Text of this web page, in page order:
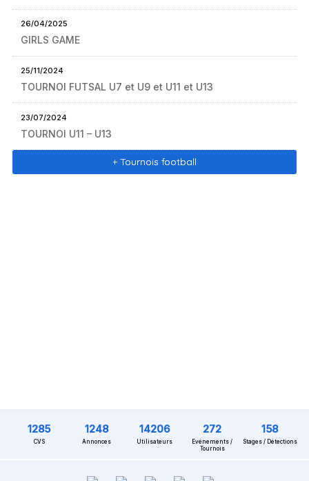
26/04/2025
GIRLS GAME
25/11/2024
TOURNOI FUTSAL U7 et U9 et U11 et U13
23/07/2024
TOURNOI U11 – U13
+ Tournois football
1285
CVS
1248
Annonces
14206
Utilisateurs
272
Evénements /
Tournois
158
Stages / Détections